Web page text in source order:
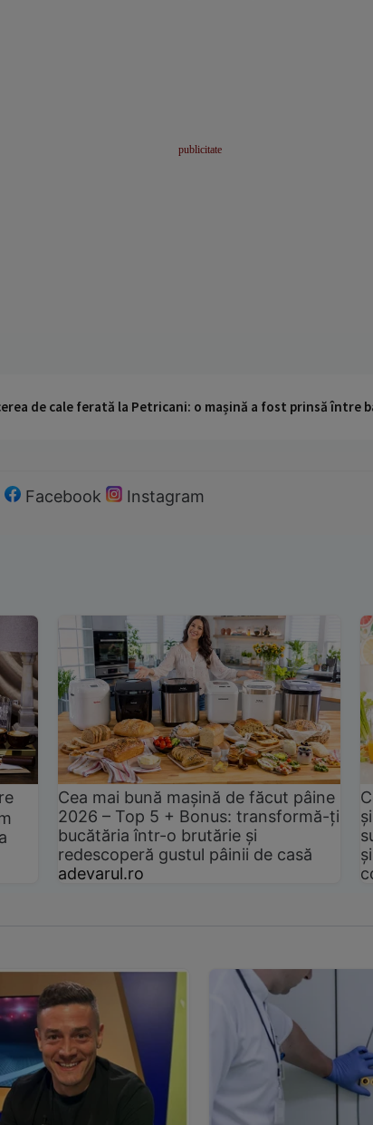
de cale ferată la Petricani: o mașină a fost prinsă între
Facebook Instagram
Cea mai bună mașină de făcut pâine
2026 – Top 5 + Bonus: transformă-ți
bucătăria într-o brutărie și
redescoperă gustul pâinii de casă
adevarul.ro